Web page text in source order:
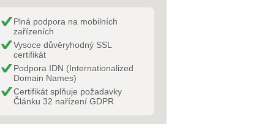
Plná podpora na mobilních
zařízeních
Vysoce důvěryhodný SSL
certifikát
Podpora IDN (Internationalized
Domain Names)
Certifikát splňuje požadavky
Článku 32 nařízení GDPR